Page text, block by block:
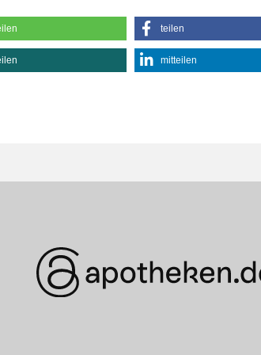
teilen
mitteilen